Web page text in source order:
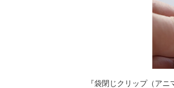
『袋閉じクリップ（ア